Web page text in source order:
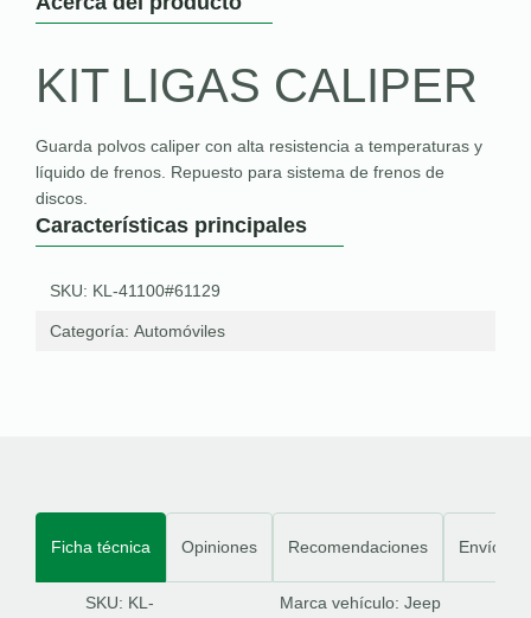
KIT LIGAS CALIPER
Guarda polvos caliper con alta resistencia a temperaturas y
líquido de frenos. Repuesto para sistema de frenos de
discos.
Características principales
SKU: KL-41100#61129
Categoría: Automóviles
Ficha técnica Opiniones Recomendaciones Envíos
SKU: KL-
Marca vehículo: Jeep